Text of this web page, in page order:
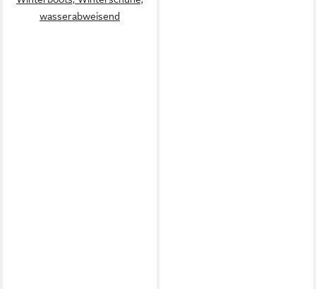
wasserabweisend